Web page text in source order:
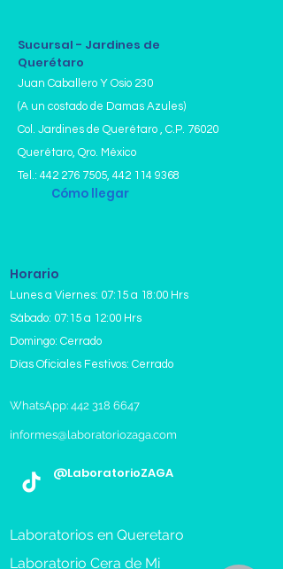
Sucursal - Jardines de
Querétaro
Cómo llegar
Juan Caballero Y Osio 230
(A un costado de Damas Azules)
Col. Jardines de Querétaro , C.P. 76020
Querétaro, Qro. México
Tel.: 442 276 7505, 442 114 9368
Horario
Lunes a Viernes: 07:15 a 18:00 Hrs
Sábado: 07:15 a 12:00 Hrs
Domingo: Cerrado
Días Oficiales Festivos: Cerrado
WhatsApp: 442 318 6647
informes@laboratoriozaga.com
@LaboratorioZAGA
Laboratorios en Queretaro
Laboratorio Cera de Mi